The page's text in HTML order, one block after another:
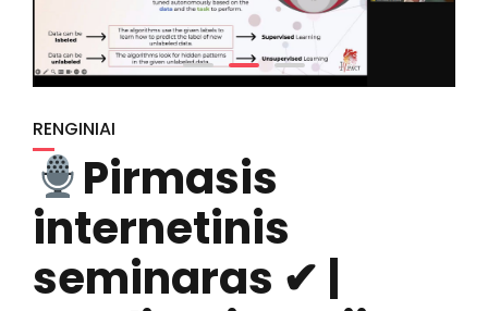
RENGINIAI
Pirmasis
internetinis
seminaras ✔ |